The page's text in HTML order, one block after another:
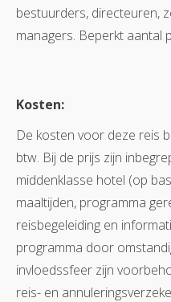
bestuurders, directeuren,
managers. Beperkt aantal
Kosten:
De kosten voor deze reis
btw. Bij de prijs zijn
middenklasse hotel (op
maaltijden, programma
reisbegeleiding en
programma door
invloedssfeer zijn
reis- en